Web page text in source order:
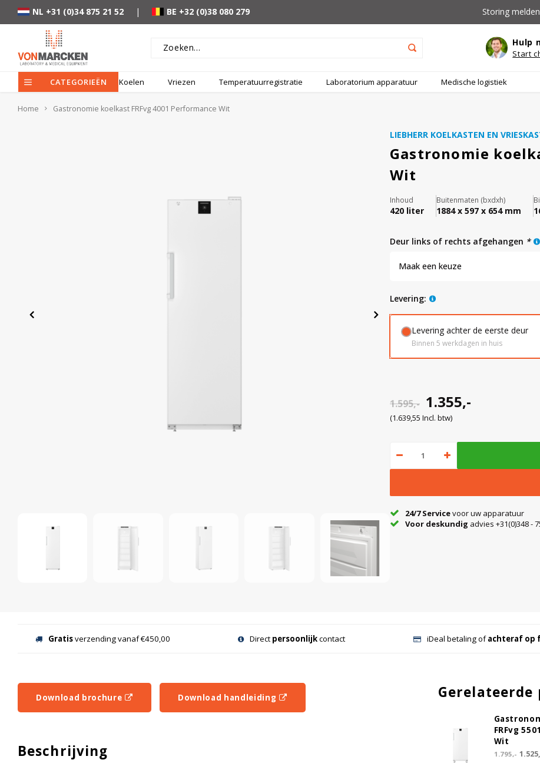
NL +31 (0)34 875 21 52 | BE +32 (0)38 080 279 Storing melden
Hulp
Start
CATEGORIEËN Koelen Vriezen Temperatuurregistratie Laboratorium apparatuur Medische logistiek
Home Gastronomie koelkast FRFvg 4001 Performance Wit
LIEBHERR KOELKASTEN EN
Gastronomie
Wit
Inhoud
420 liter
Buitenmaten (bxdxh)
1884 x 597 x 654 mm
deur links of rechts afgehangen *
Maak een keuze
levering:
Levering achter de eerste deur
Binnen 5 werkdagen in huis
1.595,- 1.355,-
(1.639,55 Incl. btw)
24/7 Servicevoor uw apparatuur
Voor deskundig advies +31(0)348 -
Gratisverzending vanaf €450,00 Direct persoonlijkcontact iDeal betaling ofachteraf op
Download brochure Download handleiding
Beschrijving
Gerelateerde
FRFvg
Wit
1.795,-